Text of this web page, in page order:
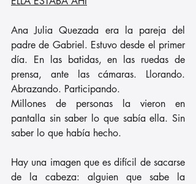
Ana Julia Quezada era la pareja del
padre de Gabriel. Estuvo desde el primer
día. En las batidas, en las ruedas de
prensa, ante las cámaras. Llorando.
Abrazando. Participando.
Millones de personas la vieron en
pantalla sin saber lo que sabía ella. Sin
saber lo que había hecho.
Hay una imagen que es difícil de sacarse
de la cabeza: alguien que sabe la